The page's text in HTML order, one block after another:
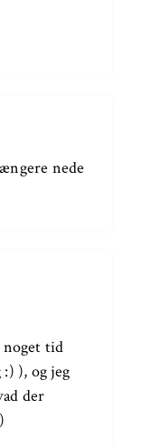
nede
noget tid
), og jeg
der